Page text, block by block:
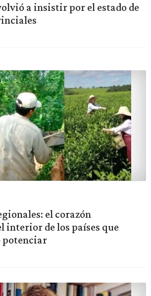
a insistir por el estado de
el corazón
interior de los países que
potenciar